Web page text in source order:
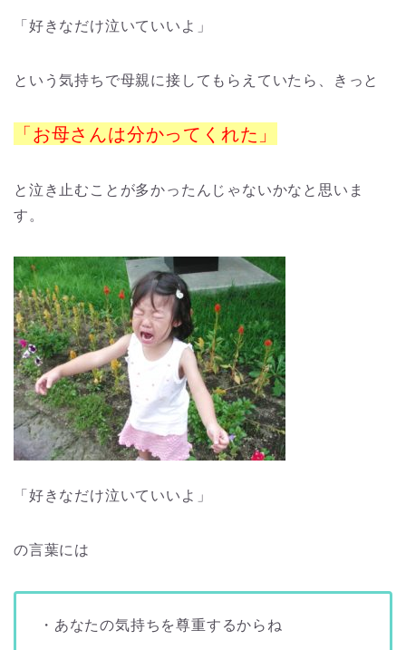
「好きなだけ泣いていいよ」
という気持ちで母親に接してもらえていたら、きっと
「お母さんは分かってくれた」
と泣き止むことが多かったんじゃないかなと思いま
す。
「好きなだけ泣いていいよ」
の言葉には
・あなたの気持ちを尊重するからね